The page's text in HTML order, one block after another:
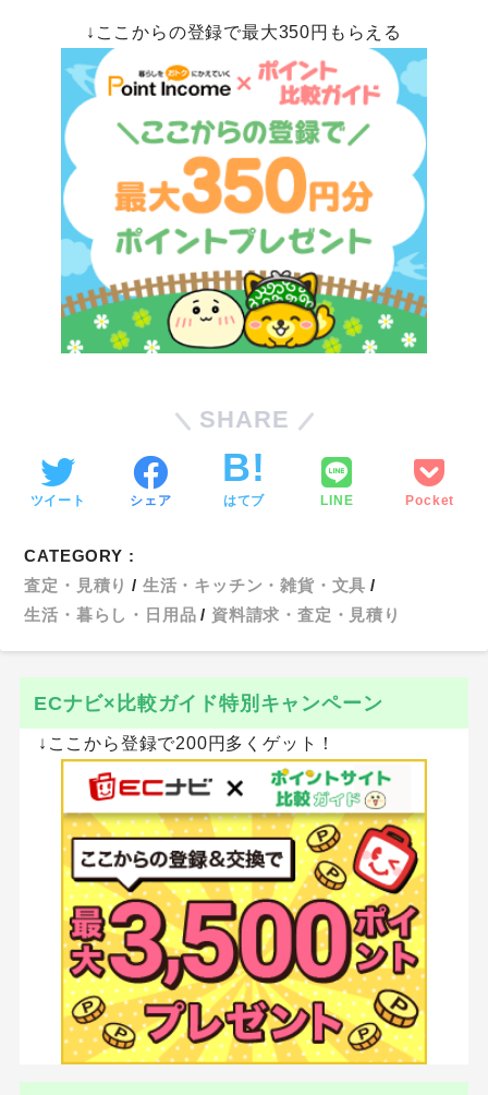
↓ここからの登録で最大350円もらえる
SHARE
ツイート シェア はてブ LINE Pocket
CATEGORY :
査定・見積り
生活・キッチン・雑貨・文具
生活・暮らし・日用品
資料請求・査定・見積り
ECナビ×比較ガイド特別キャンペーン
↓ここから登録で200円多くゲット！